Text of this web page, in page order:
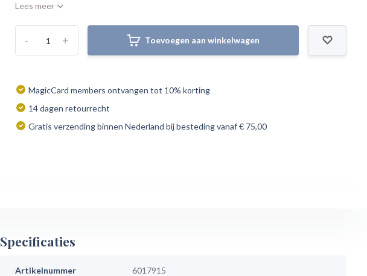
Lees meer
+
- Toevoegen aan winkelwagen
MagicCard members ontvangen tot 10% korting
14 dagen retourrecht
Gratis verzending binnen Nederland bij besteding vanaf € 75,00
Specificaties
Artikelnummer 6017915